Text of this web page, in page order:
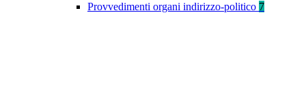
Provvedimenti organi indirizzo-politico 7